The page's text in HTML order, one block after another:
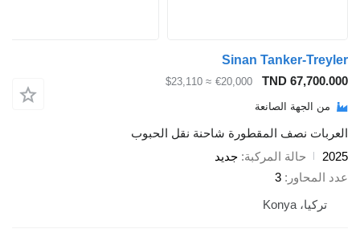
Sinan Tanker-Treyler
TND 67,700.000
€20,000
≈ $23,110
من الجهة الصانعة
العربات نصف المقطورة شاحنة نقل الحبوب
2025
حالة المركبة جديد
عدد المحاور
3
تركيا، Konya